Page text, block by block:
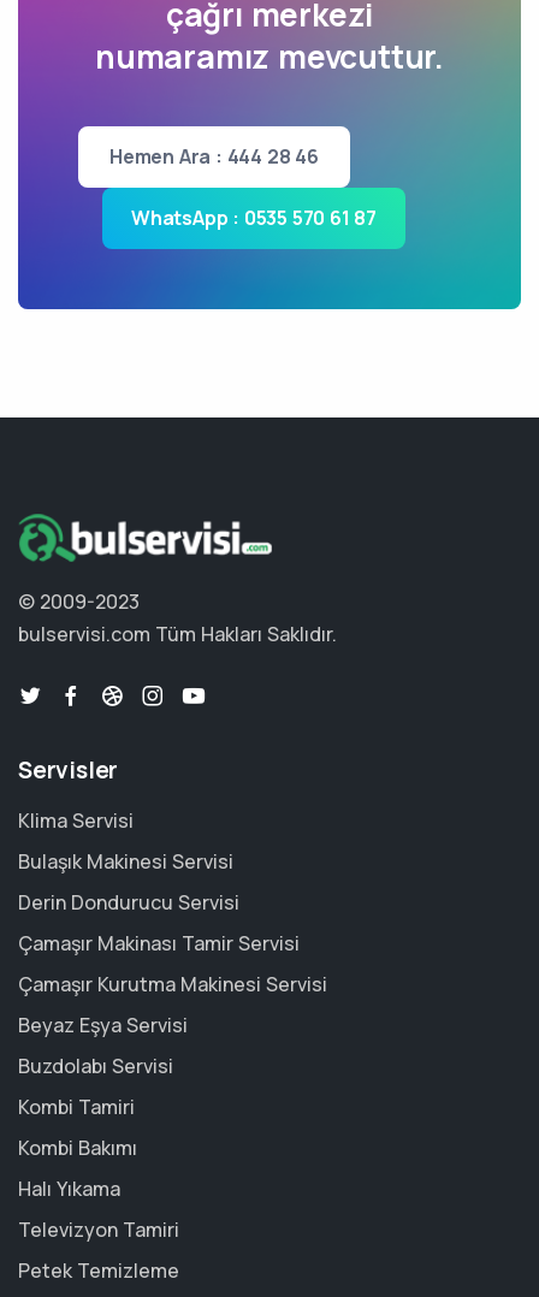
çağrı merkezi
numaramız mevcuttur.
Hemen Ara : 444 28 46
WhatsApp : 0535 570 61 87
© 2009-2023
bulservisi.com Tüm Hakları Saklıdır.
Servisler
Klima Servisi
Bulaşık Makinesi Servisi
Derin Dondurucu Servisi
Çamaşır Makinası Tamir Servisi
Çamaşır Kurutma Makinesi Servisi
Beyaz Eşya Servisi
Buzdolabı Servisi
Kombi Tamiri
Kombi Bakımı
Halı Yıkama
Televizyon Tamiri
Petek Temizleme